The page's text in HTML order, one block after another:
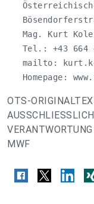
Mag. Kurt
Tel.: +43 664
   mailto:
Homepage:
OTS-
MWF